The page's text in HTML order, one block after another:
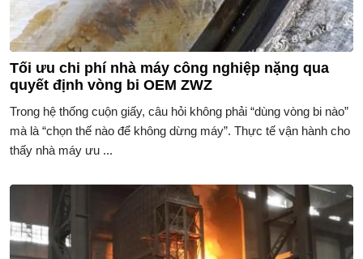
Tối ưu chi phí nhà máy công nghiệp nặng qua
quyết định vòng bi OEM ZWZ
Trong hệ thống cuộn giấy, câu hỏi không phải “dùng vòng bi nào”
mà là “chọn thế nào để không dừng máy”. Thực tế vận hành cho
thấy nhà máy ưu ...